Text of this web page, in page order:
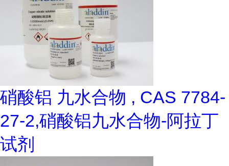
硝酸铝 九水合物 , CAS 7784-
27-2,硝酸铝九水合物-阿拉丁
试剂